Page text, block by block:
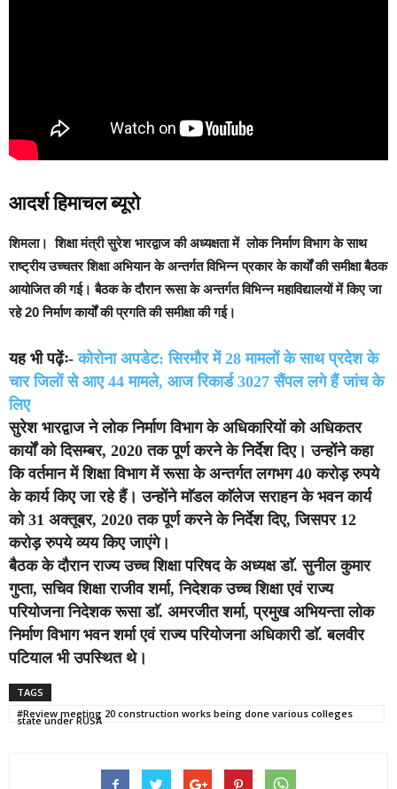
आदर्श हिमाचल ब्यूरो
शिमला। शिक्षा मंत्री सुरेश भारद्वाज की अध्यक्षता में लोक निर्माण विभाग के साथ
राष्ट्रीय उच्चतर शिक्षा अभियान के अन्तर्गत विभिन्न प्रकार के कार्यों की समीक्षा बैठक
आयोजित की गई। बैठक के दौरान रूसा के अन्तर्गत विभिन्न महाविद्यालयों में किए जा
रहे 20 निर्माण कार्यों की प्रगति की समीक्षा की गई।
यह भी पढ़ेंः-कोरोना अपडेट: सिरमौर में 28 मामलों के साथ प्रदेश के
चार जिलों से आए 44 मामले, आज रिकार्ड 3027 सैंपल लगे हैं जांच के
लिए
सुरेश भारद्वाज ने लोक निर्माण विभाग के अधिकारियों को अधिकतर
कार्यों को दिसम्बर, 2020 तक पूर्ण करने के निर्देश दिए।उन्होंने कहा
कि वर्तमान में शिक्षा विभाग में रूसा के अन्तर्गत लगभग 40 करोड़ रुपये
के कार्य किए जा रहे हैं। उन्होंने माॅडल काॅलेज सराहन के भवन कार्य
को 31 अक्तूबर, 2020 तक पूर्ण करने के निर्देश दिए, जिसपर 12
करोड़ रुपये व्यय किए जाएंगे।
बैठक के दौरान राज्य उच्च शिक्षा परिषद के अध्यक्ष डाॅ. सुनील कुमार
गुप्ता, सचिव शिक्षा राजीव शर्मा, निदेशक उच्च शिक्षा एवं राज्य
परियोजना निदेशक रूसा डाॅ. अमरजीत शर्मा, प्रमुख अभियन्ता लोक
निर्माण विभाग भवन शर्मा एवं राज्य परियोजना अधिकारी डाॅ. बलवीर
पटियाल भी उपस्थित थे।
TAGS
#Review meeting 20 construction works being done various colleges
state under RUSA